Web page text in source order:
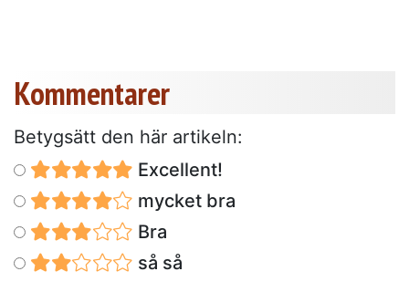
Kommentarer
Betygsätt den här artikeln:
Excellent!
mycket bra
Bra
så så